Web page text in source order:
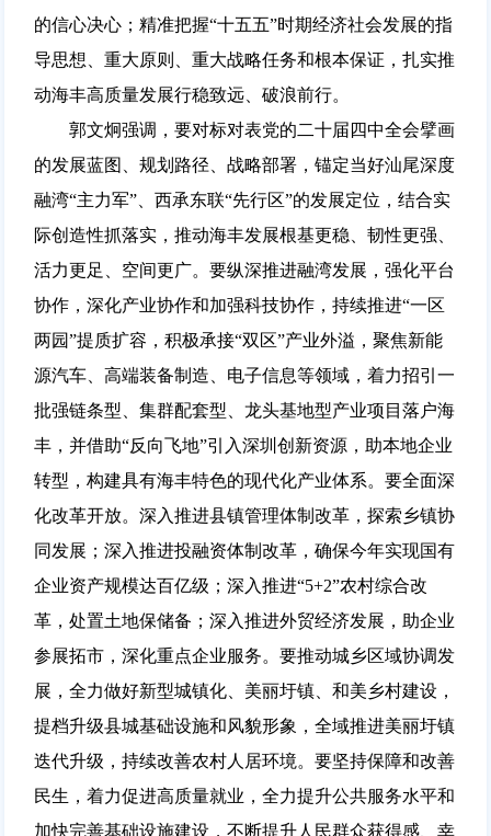
的信心决心；精准把握“十五五”时期经济社会发展的指
导思想、重大原则、重大战略任务和根本保证，扎实推
动海丰高质量发展行稳致远、破浪前行。
郭文炯强调，要对标对表党的二十届四中全会擘画
的发展蓝图、规划路径、战略部署，锚定当好汕尾深度
融湾“主力军”、西承东联“先行区”的发展定位，结合实
际创造性抓落实，推动海丰发展根基更稳、韧性更强、
活力更足、空间更广。要纵深推进融湾发展，强化平台
协作，深化产业协作和加强科技协作，持续推进“一区
两园”提质扩容，积极承接“双区”产业外溢，聚焦新能
源汽车、高端装备制造、电子信息等领域，着力招引一
批强链条型、集群配套型、龙头基地型产业项目落户海
丰，并借助“反向飞地”引入深圳创新资源，助本地企业
转型，构建具有海丰特色的现代化产业体系。要全面深
化改革开放。深入推进县镇管理体制改革，探索乡镇协
同发展；深入推进投融资体制改革，确保今年实现国有
企业资产规模达百亿级；深入推进“5+2”农村综合改
革，处置土地保储备；深入推进外贸经济发展，助企业
参展拓市，深化重点企业服务。要推动城乡区域协调发
展，全力做好新型城镇化、美丽圩镇、和美乡村建设，
提档升级县城基础设施和风貌形象，全域推进美丽圩镇
迭代升级，持续改善农村人居环境。要坚持保障和改善
民生，着力促进高质量就业，全力提升公共服务水平和
加快完善基础设施建设，不断提升人民群众获得感、幸